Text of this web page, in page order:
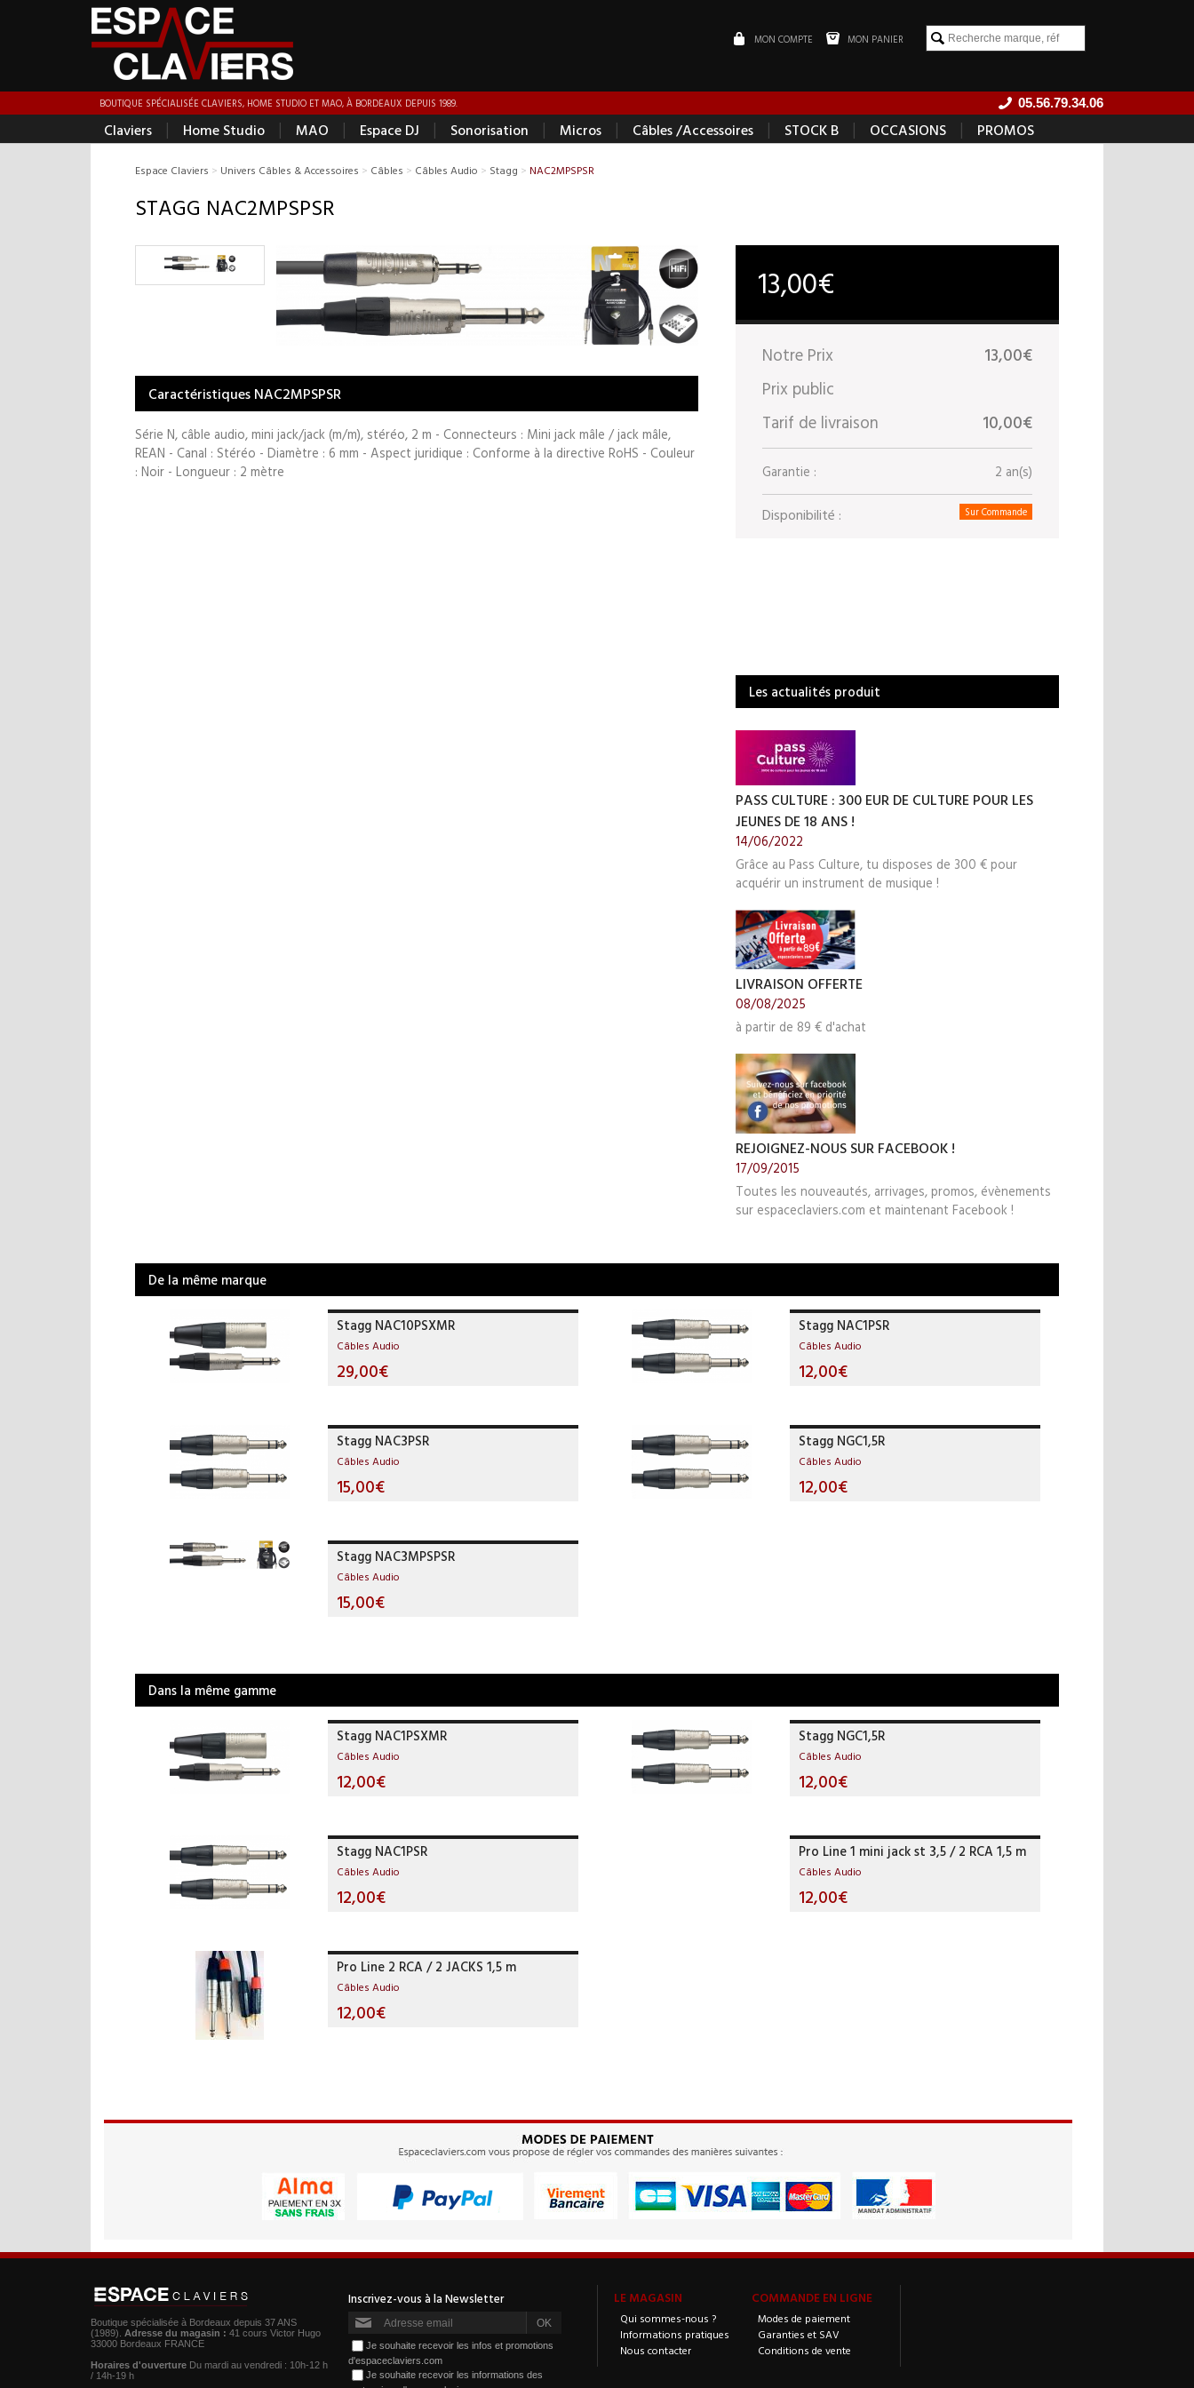
MON PANIER
MON COMPTE
05.56.79.34.06
BOUTIQUE SPÉCIALISÉE CLAVIERS, HOME STUDIO ET MAO, À BORDEAUX DEPUIS 1989.
Claviers | Home Studio | MAO | Espace DJ | Sonorisation | Micros | Câbles /Accessoires | STOCK B | OCCASIONS | PROMOS
Espace Claviers > Univers Câbles & Accessoires > Câbles > Câbles Audio > Stagg > NAC2MPSPSR
STAGG NAC2MPSPSR
13,00€
Notre Prix
13,00€
Prix public
Tarif de livraison
10,00€
Garantie : 2 an(s)
Disponibilité : Sur Commande
Les actualités produit
PASS CULTURE : 300 EUR DE CULTURE POUR LES
JEUNES DE 18 ANS !
14/06/2022
Grâce au Pass Culture, tu disposes de 300 € pour
acquérir un instrument de musique !
LIVRAISON OFFERTE
08/08/2025
à partir de 89 € d'achat
REJOIGNEZ-NOUS SUR FACEBOOK !
17/09/2015
Toutes les nouveautés, arrivages, promos, évènements
sur espaceclaviers.com et maintenant Facebook !
Caractéristiques NAC2MPSPSR
Série N, câble audio, mini jack/jack (m/m), stéréo, 2 m - Connecteurs : Mini jack mâle / jack mâle,
REAN - Canal : Stéréo - Diamètre : 6 mm - Aspect juridique : Conforme à la directive RoHS - Couleur
: Noir - Longueur : 2 mètre
De la même marque
Stagg NAC10PSXMR
Câbles Audio
29,00€
Stagg NAC1PSR
Câbles Audio
12,00€
Stagg NAC3PSR
Câbles Audio
15,00€
Stagg NGC1,5R
Câbles Audio
12,00€
Stagg NAC3MPSPSR
Câbles Audio
15,00€
Dans la même gamme
Stagg NAC1PSXMR
Câbles Audio
12,00€
Stagg NGC1,5R
Câbles Audio
12,00€
Stagg NAC1PSR
Câbles Audio
12,00€
Pro Line 1 mini jack st 3,5 / 2 RCA 1,5 m
Câbles Audio
12,00€
Pro Line 2 RCA / 2 JACKS 1,5 m
Câbles Audio
12,00€
LE MAGASIN
Qui sommes-nous ?
Informations pratiques
Nous contacter
COMMANDE EN LIGNE
Modes de paiement
Garanties et SAV
Conditions de vente
Boutique spécialisée à Bordeaux depuis 37 ANS
(1989). Adresse du magasin : 41 cours Victor Hugo
33000 Bordeaux FRANCE
Horaires d'ouverture Du mardi au vendredi : 10h-12 h
/ 14h-19 h
Je souhaite recevoir les infos et promotions
d'espaceclaviers.com
Je souhaite recevoir les informations des